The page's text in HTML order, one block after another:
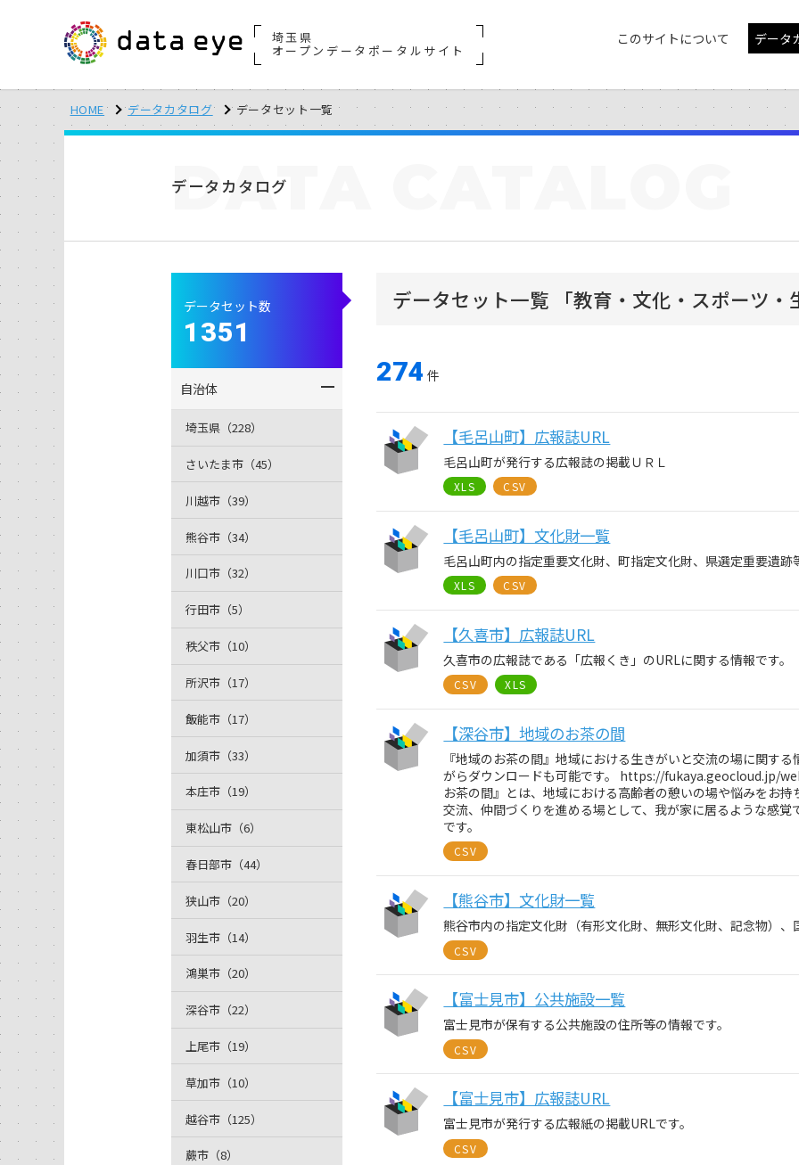
埼玉県
オープンデータポータルサイト
このサイトについて データ
HOME データカタログ データセット一覧
データカタログ
DATA
データセット一覧 「教育・文化・スポーツ・
274 件
【毛呂山町】広報誌URL
毛呂山町が発行する広報誌の掲載ＵＲＬ
XLS CSV
【毛呂山町】文化財一覧
毛呂山町内の指定重要文化財、町指定文化財、県選定重要遺跡
XLS CSV
【久喜市】広報誌URL
久喜市の広報誌である「広報くき」のURLに関する情報です。
CSV XLS
【深谷市】地域のお茶の間
『地域のお茶の間』地域における生きがいと交流の場に関す
がらダウンロードも可能です。 https://fukaya.geocloud.jp/
お茶の間』とは、地域における高齢者の憩いの場や悩みをお
交流、仲間づくりを進める場として、我が家に居るような感覚
です。
CSV
【熊谷市】文化財一覧
熊谷市内の指定文化財（有形文化財、無形文化財、記念物）
CSV
【富士見市】公共施設一覧
富士見市が保有する公共施設の住所等の情報です。
CSV
【富士見市】広報誌URL
富士見市が発行する広報紙の掲載URLです。
CSV
データセット数
1351
自治体
埼玉県（228）
さいたま市（45）
川越市（39）
熊谷市（34）
川口市（32）
行田市（5）
秩父市（10）
所沢市（17）
飯能市（17）
加須市（33）
本庄市（19）
東松山市（6）
春日部市（44）
狭山市（20）
羽生市（14）
鴻巣市（20）
深谷市（22）
上尾市（19）
草加市（10）
越谷市（125）
蕨市（8）